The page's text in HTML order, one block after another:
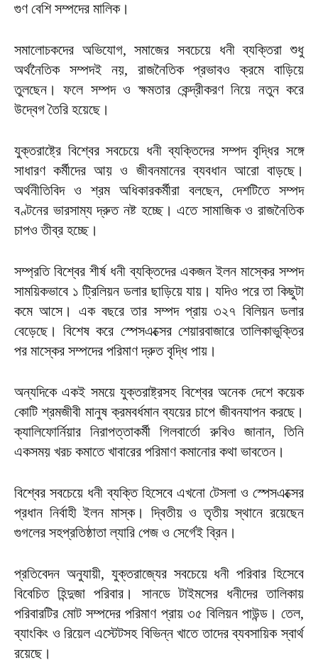
গুণ বেশি সম্পদের মালিক।
সমালোচকদের অভিযোগ, সমাজের সবচেয়ে ধনী ব্যক্তিরা শুধু
অর্থনৈতিক সম্পদই নয়, রাজনৈতিক প্রভাবও ক্রমে বাড়িয়ে
তুলছেন। ফলে সম্পদ ও ক্ষমতার কেন্দ্রীকরণ নিয়ে নতুন করে
উদ্বেগ তৈরি হয়েছে।
যুক্তরাষ্ট্রে বিশ্বের সবচেয়ে ধনী ব্যক্তিদের সম্পদ বৃদ্ধির সঙ্গে
সাধারণ কর্মীদের আয় ও জীবনমানের ব্যবধান আরো বাড়ছে।
অর্থনীতিবিদ ও শ্রম অধিকারকর্মীরা বলছেন, দেশটিতে সম্পদ
বণ্টনের ভারসাম্য দ্রুত নষ্ট হচ্ছে। এতে সামাজিক ও রাজনৈতিক
চাপও তীব্র হচ্ছে।
সম্প্রতি বিশ্বের শীর্ষ ধনী ব্যক্তিদের একজন ইলন মাস্কের সম্পদ
সাময়িকভাবে ১ ট্রিলিয়ন ডলার ছাড়িয়ে যায়। যদিও পরে তা কিছুটা
কমে আসে। এক বছরে তার সম্পদ প্রায় ৩২৭ বিলিয়ন ডলার
বেড়েছে। বিশেষ করে স্পেসএক্সের শেয়ারবাজারে তালিকাভুক্তির
পর মাস্কের সম্পদের পরিমাণ দ্রুত বৃদ্ধি পায়।
অন্যদিকে একই সময়ে যুক্তরাষ্ট্রসহ বিশ্বের অনেক দেশে কয়েক
কোটি শ্রমজীবী মানুষ ক্রমবর্ধমান ব্যয়ের চাপে জীবনযাপন করছে।
ক্যালিফোর্নিয়ার নিরাপত্তাকর্মী গিলবার্তো রুবিও জানান, তিনি
একসময় খরচ কমাতে খাবারের পরিমাণ কমানোর কথা ভাবতেন।
বিশ্বের সবচেয়ে ধনী ব্যক্তি হিসেবে এখনো টেসলা ও স্পেসএক্সের
প্রধান নির্বাহী ইলন মাস্ক। দ্বিতীয় ও তৃতীয় স্থানে রয়েছেন
গুগলের সহপ্রতিষ্ঠাতা ল্যারি পেজ ও সের্গেই ব্রিন।
প্রতিবেদন অনুযায়ী, যুক্তরাজ্যের সবচেয়ে ধনী পরিবার হিসেবে
বিবেচিত হিন্দুজা পরিবার। সানডে টাইমসের ধনীদের তালিকায়
পরিবারটির মোট সম্পদের পরিমাণ প্রায় ৩৫ বিলিয়ন পাউন্ড। তেল,
ব্যাংকিং ও রিয়েল এস্টেটসহ বিভিন্ন খাতে তাদের ব্যবসায়িক স্বার্থ
রয়েছে।